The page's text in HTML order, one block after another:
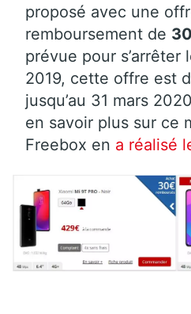
proposé avec une
remboursement de 30
prévue pour s’arrêter
2019, cette offre est
jusqu’au 31 mars
en savoir plus sur ce
Freebox en a réalisé